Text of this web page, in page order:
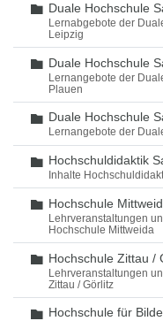
Ordner
Duale Hochschule
Lernabgebote der
Leipzig
Ordner
Duale Hochschule
Lernangebote der
Plauen
Ordner
Duale Hochschule
Lernangebote der
Ordner
Hochschuldidaktik
Inhalte
Ordner
Hochschule
Lehrveranstaltungen
Hochschule Mittweida
Ordner
Hochschule Zittau /
Lehrveranstaltungen
Zittau / Görlitz
Ordner
Hochschule für